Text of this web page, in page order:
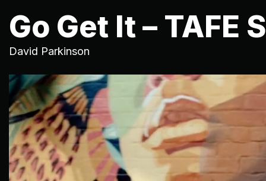
Go Get It – TAFE
David Parkinson